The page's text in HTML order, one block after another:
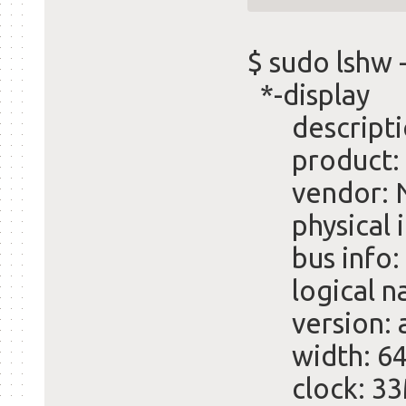
$ sudo lshw
*-
product:
vendor:
physical
bus info:
logical
version:
width: 64
clock: